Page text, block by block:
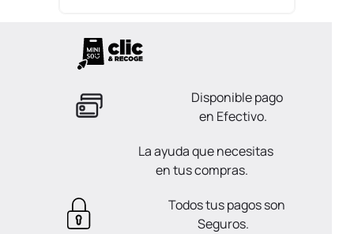
Disponible pago
en Efectivo.
La ayuda que necesitas
en tus compras.
Todos tus pagos son
Seguros.